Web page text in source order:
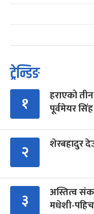
ट्रेन्डिङ
१
हराएको
पूर्वमेयर सिंह
२ शेरबहादुर
३
अस्तित्व
मधेशी-